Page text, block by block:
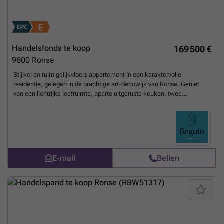
weten?
169 500 €
Handelsfonds te koop
9600 Ronse
Stijlvol en ruim gelijkvloers appartement in een karaktervolle
residentie, gelegen in de prachtige art-decowijk van Ronse. Geniet
van een lichtrijke leefruimte, aparte uitgeruste keuken, twee
Dankzij de topligging bereikt u vlot het station, het centrum en de
Grote Markt te voet. Vernieuwde raamwerken, privatieve kelder en
aantrekkelijk. Een unieke combinatie van charme, ruimte en
potentieel.Meer weten?
E-mail Bellen